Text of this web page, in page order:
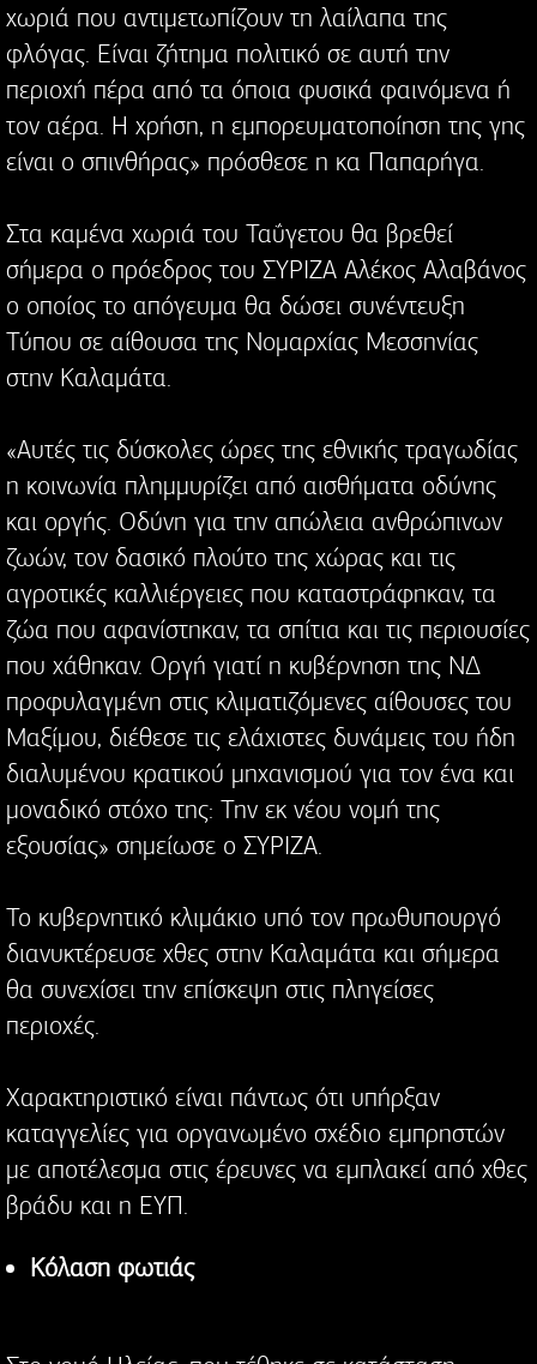
χωριά που αντιμετωπίζουν τη λαίλαπα της
φλόγας. Είναι ζήτημα πολιτικό σε αυτή την
περιοχή πέρα από τα όποια φυσικά φαινόμενα ή
τον αέρα. Η χρήση, η εμπορευματοποίηση της γης
είναι ο σπινθήρας» πρόσθεσε η κα Παπαρήγα.
Στα καμένα χωριά του Ταΰγετου θα βρεθεί
σήμερα ο πρόεδρος του ΣΥΡΙΖΑ Αλέκος Αλαβάνος
ο οποίος το απόγευμα θα δώσει συνέντευξη
Τύπου σε αίθουσα της Νομαρχίας Μεσσηνίας
στην Καλαμάτα.
«Αυτές τις δύσκολες ώρες της εθνικής τραγωδίας
η κοινωνία πλημμυρίζει από αισθήματα οδύνης
και οργής. Οδύνη για την απώλεια ανθρώπινων
ζωών, τον δασικό πλούτο της χώρας και τις
αγροτικές καλλιέργειες που καταστράφηκαν, τα
ζώα που αφανίστηκαν, τα σπίτια και τις περιουσίες
που χάθηκαν. Οργή γιατί η κυβέρνηση της ΝΔ
προφυλαγμένη στις κλιματιζόμενες αίθουσες του
Μαξίμου, διέθεσε τις ελάχιστες δυνάμεις του ήδη
διαλυμένου κρατικού μηχανισμού για τον ένα και
μοναδικό στόχο της: Την εκ νέου νομή της
εξουσίας» σημείωσε ο ΣΥΡΙΖΑ.
Το κυβερνητικό κλιμάκιο υπό τον πρωθυπουργό
διανυκτέρευσε χθες στην Καλαμάτα και σήμερα
θα συνεχίσει την επίσκεψη στις πληγείσες
περιοχές.
Χαρακτηριστικό είναι πάντως ότι υπήρξαν
καταγγελίες για οργανωμένο σχέδιο εμπρηστών
με αποτέλεσμα στις έρευνες να εμπλακεί από χθες
βράδυ και η ΕΥΠ.
Κόλαση φωτιάς